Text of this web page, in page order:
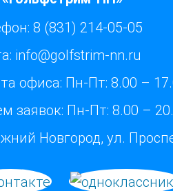
8 (831) 214-05-05
info@golfstrim-nn.ru
офиса: Пн-Пт: 8.00 –
заявок: Пн-Пт: 8.00 –
Новгород, ул.